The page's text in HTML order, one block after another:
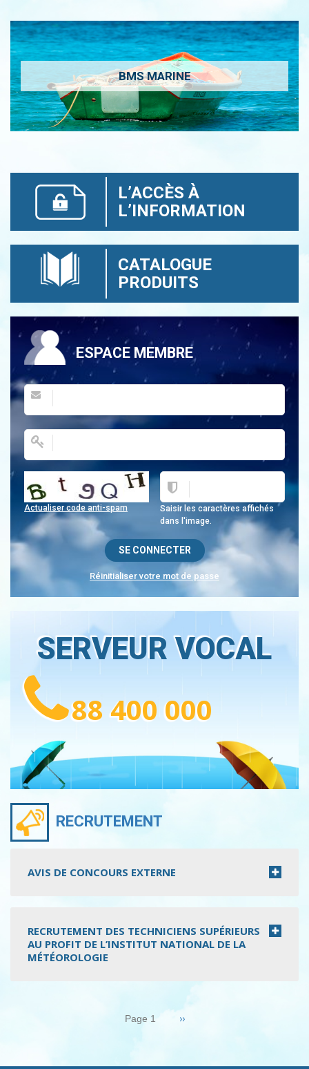
BMS MARINE
L’ACCÈS À
L’INFORMATION
CATALOGUE
PRODUITS
ESPACE MEMBRE
Saisir les caractères affichés
dans l'image.
Actualiser code anti-spam
Réinitialiser votre mot de passe
SERVEUR VOCAL
88 400 000
RECRUTEMENT
AVIS DE CONCOURS EXTERNE
RECRUTEMENT DES TECHNICIENS SUPÉRIEURS
AU PROFIT DE L’INSTITUT NATIONAL DE LA
MÉTÉOROLOGIE
Page 1 Page
››